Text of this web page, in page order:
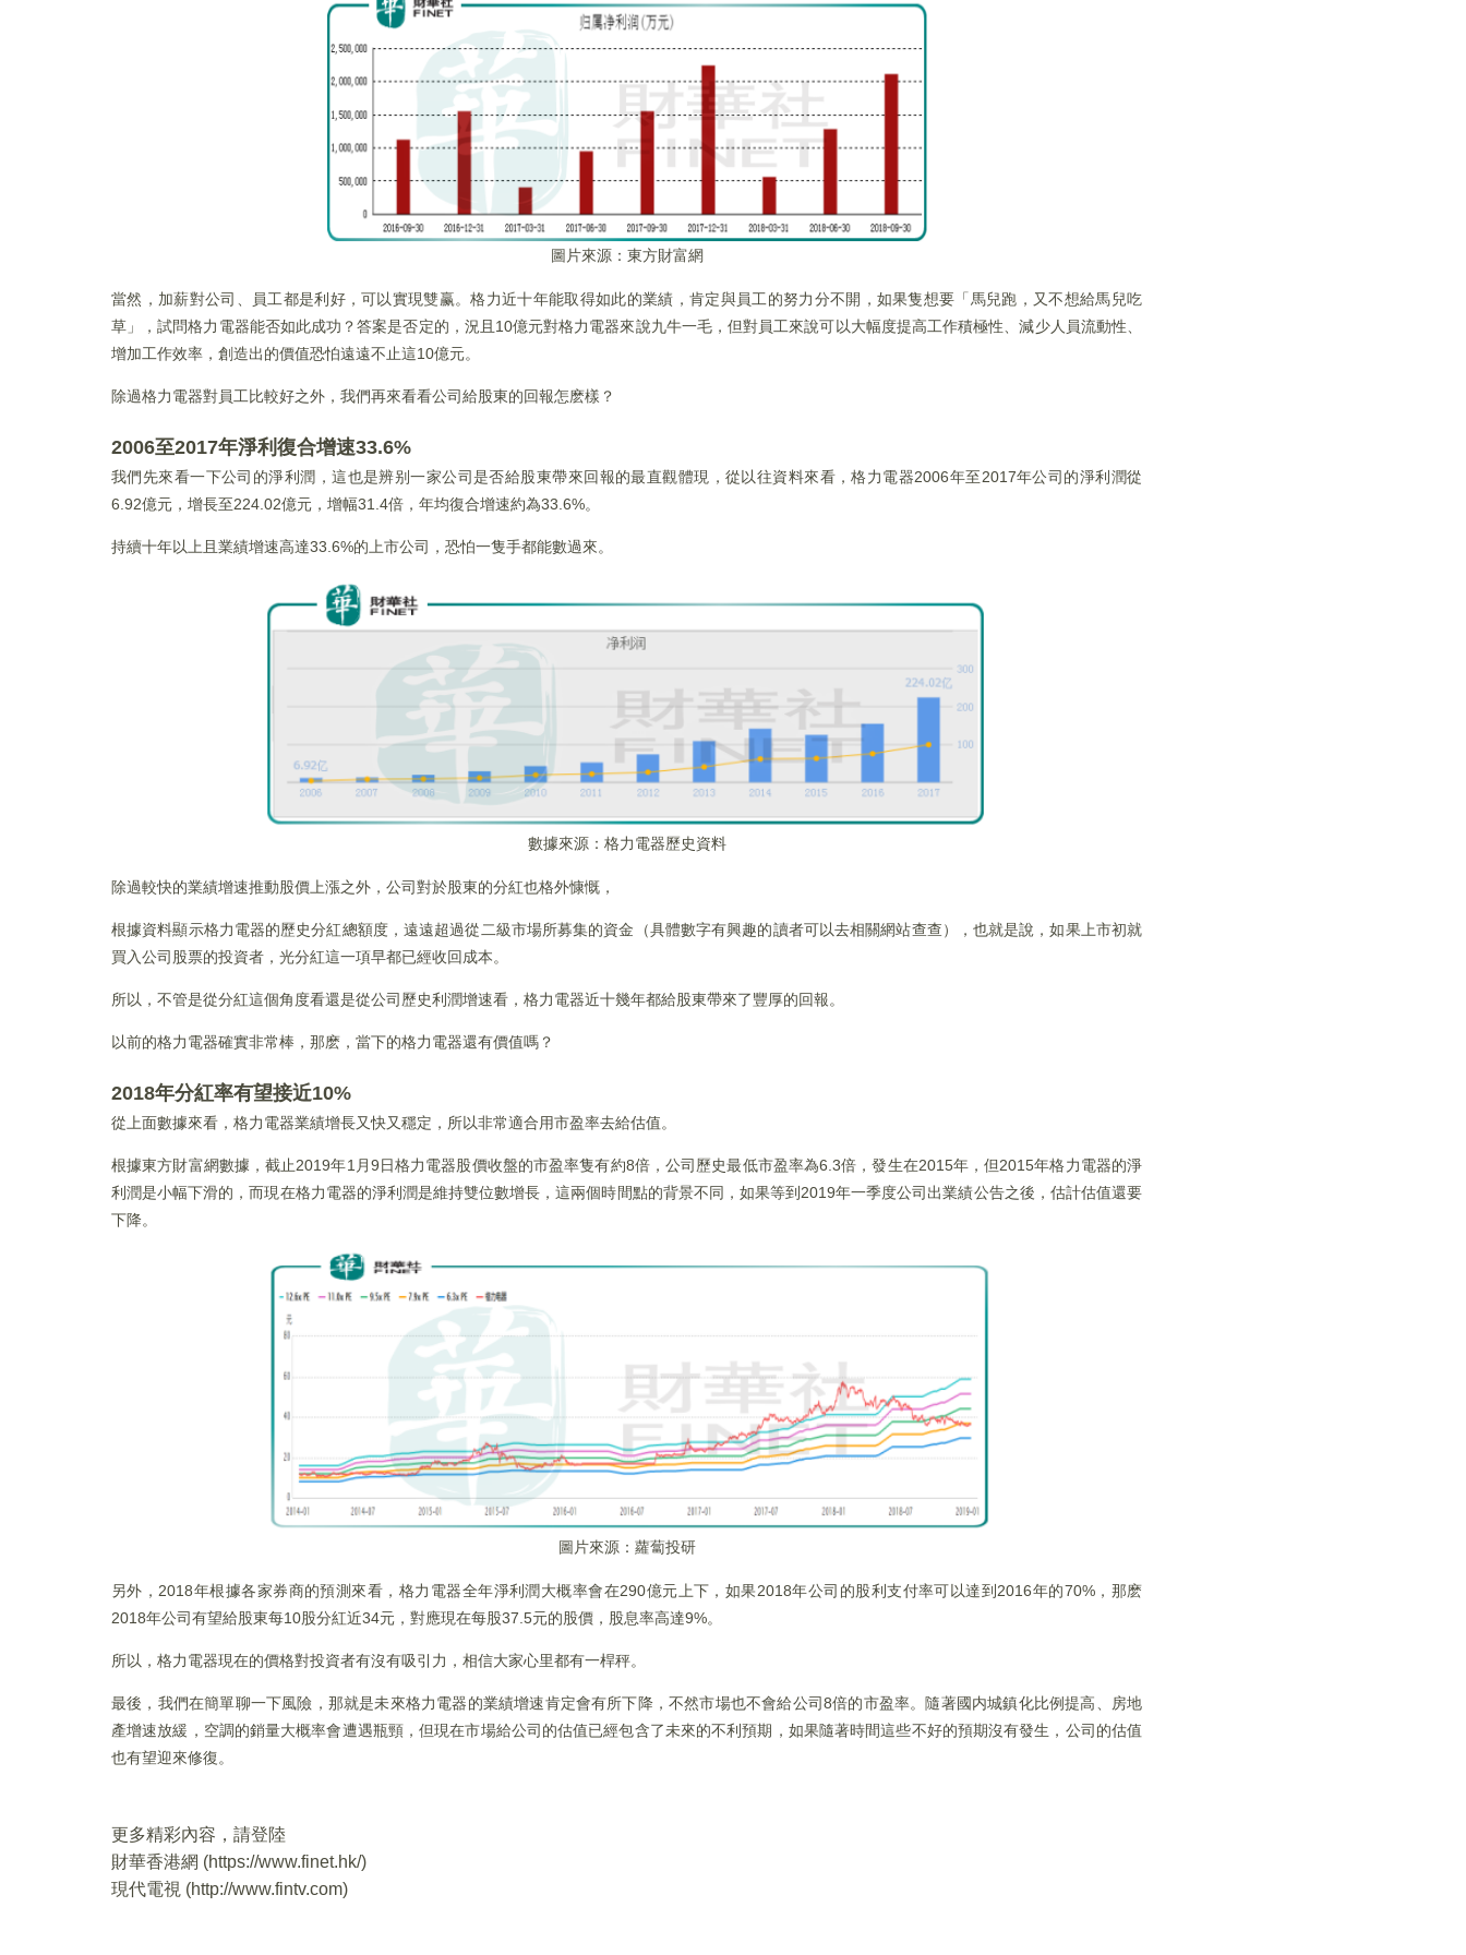
圖片來源：東方財富網
當然，加薪對公司、員工都是利好，可以實現雙赢。格力近十年能取得如此的業績，肯定與員工的努力分不開，如果隻想要「馬兒跑，又不想給馬兒吃
草」，試問格力電器能否如此成功？答案是否定的，況且10億元對格力電器來說九牛一毛，但對員工來說可以大幅度提高工作積極性、減少人員流動性、
增加工作效率，創造出的價值恐怕遠遠不止這10億元。
除過格力電器對員工比較好之外，我們再來看看公司給股東的回報怎麽樣？
2006至2017年淨利復合增速33.6%
我們先來看一下公司的淨利潤，這也是辨别一家公司是否給股東帶來回報的最直觀體現，從以往資料來看，格力電器2006年至2017年公司的淨利潤從
6.92億元，增長至224.02億元，增幅31.4倍，年均復合增速約為33.6%。
持續十年以上且業績增速高達33.6%的上市公司，恐怕一隻手都能數過來。
數據來源：格力電器歷史資料
除過較快的業績增速推動股價上漲之外，公司對於股東的分紅也格外慷慨，
根據資料顯示格力電器的歷史分紅總額度，遠遠超過從二級市場所募集的資金（具體數字有興趣的讀者可以去相關網站查查），也就是說，如果上市初就
買入公司股票的投資者，光分紅這一項早都已經收回成本。
所以，不管是從分紅這個角度看還是從公司歷史利潤增速看，格力電器近十幾年都給股東帶來了豐厚的回報。
以前的格力電器確實非常棒，那麽，當下的格力電器還有價值嗎？
2018年分紅率有望接近10%
從上面數據來看，格力電器業績增長又快又穩定，所以非常適合用市盈率去給估值。
根據東方財富網數據，截止2019年1月9日格力電器股價收盤的市盈率隻有約8倍，公司歷史最低市盈率為6.3倍，發生在2015年，但2015年格力電器的淨
利潤是小幅下滑的，而現在格力電器的淨利潤是維持雙位數增長，這兩個時間點的背景不同，如果等到2019年一季度公司出業績公告之後，估計估值還要
下降。
圖片來源：蘿蔔投研
另外，2018年根據各家券商的預測來看，格力電器全年淨利潤大概率會在290億元上下，如果2018年公司的股利支付率可以達到2016年的70%，那麽
2018年公司有望給股東每10股分紅近34元，對應現在每股37.5元的股價，股息率高達9%。
所以，格力電器現在的價格對投資者有沒有吸引力，相信大家心里都有一桿秤。
最後，我們在簡單聊一下風險，那就是未來格力電器的業績增速肯定會有所下降，不然市場也不會給公司8倍的市盈率。隨著國内城鎮化比例提高、房地
產增速放緩，空調的銷量大概率會遭遇瓶頸，但現在市場給公司的估值已經包含了未來的不利預期，如果隨著時間這些不好的預期沒有發生，公司的估值
也有望迎來修復。
更多精彩內容，請登陸
財華香港網 (https://www.finet.hk/)
現代電視 (http://www.fintv.com)